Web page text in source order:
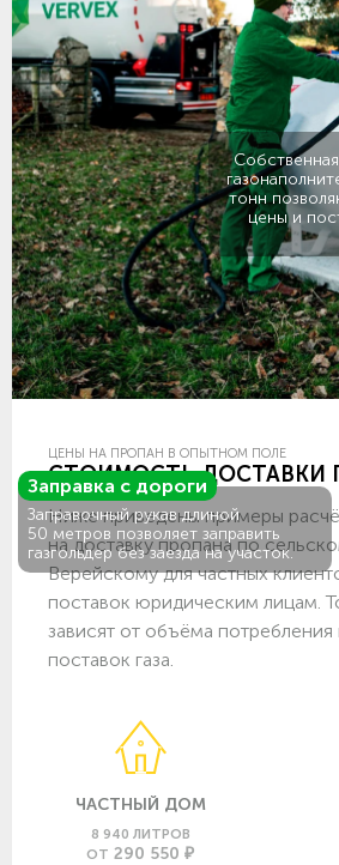
Заправка с дороги
Заправочный рукав длиной
50 метров позволяет заправить
газгольдер без заезда на участок.
тонн
цены и
ЦЕНЫ НА ПРОПАН В ОПЫТНОМ ПОЛЕ
СТОИМОСТЬ ДОСТАВКИ
Ниже приведены примеры
на доставку пропана по
Верейскому для частных
поставок юридическим лицам.
зависят от объёма потребления
поставок газа.
ЧАСТНЫЙ ДОМ
8 940 ЛИТРОВ
ОТ 290 550 ₽